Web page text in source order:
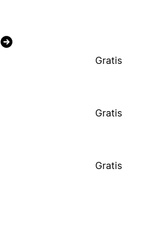
Gratis
Gratis
Gratis